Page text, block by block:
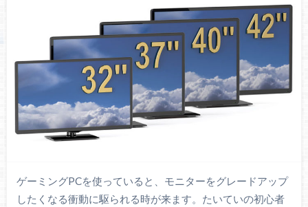
ゲーミングPCを使っていると、モニターをグレードアップ
したくなる衝動に駆られる時が来ます。たいていの初心者